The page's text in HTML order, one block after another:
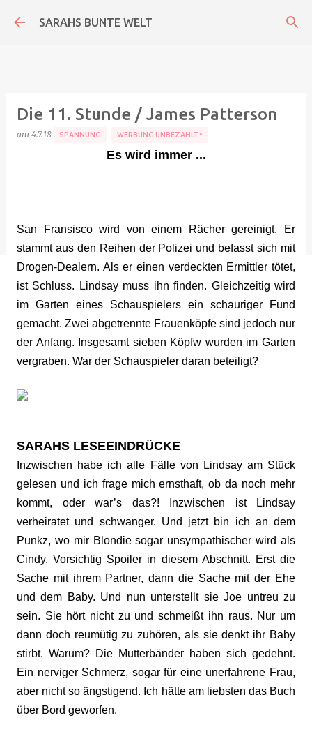
Direkt zum Hauptbereich
SARAHS BUNTE WELT
Die 11. Stunde / James Patterson
am 4.7.18 SPANNUNG WERBUNG UNBEZAHLT*
Es wird immer ...
San Fransisco wird von einem Rächer gereinigt. Er
stammt aus den Reihen der Polizei und befasst sich mit
Drogen-Dealern. Als er einen verdeckten Ermittler tötet,
ist Schluss. Lindsay muss ihn finden. Gleichzeitig wird
im Garten eines Schauspielers ein schauriger Fund
gemacht. Zwei abgetrennte Frauenköpfe sind jedoch nur
der Anfang. Insgesamt sieben Köpfw wurden im Garten
vergraben. War der Schauspieler daran beteiligt?
SARAHS LESEEINDRÜCKE
Inzwischen habe ich alle Fälle von Lindsay am Stück
gelesen und ich frage mich ernsthaft, ob da noch mehr
kommt, oder war’s das?! Inzwischen ist Lindsay
verheiratet und schwanger. Und jetzt bin ich an dem
Punkz, wo mir Blondie sogar unsympathischer wird als
Cindy. Vorsichtig Spoiler in diesem Abschnitt. Erst die
Sache mit ihrem Partner, dann die Sache mit der Ehe
und dem Baby. Und nun unterstellt sie Joe untreu zu
sein. Sie hört nicht zu und schmeißt ihn raus. Nur um
dann doch reumütig zu zuhören, als sie denkt ihr Baby
stirbt. Warum? Die Mutterbänder haben sich gedehnt.
Ein nerviger Schmerz, sogar für eine unerfahrene Frau,
aber nicht so ängstigend. Ich hätte am liebsten das Buch
über Bord geworfen.